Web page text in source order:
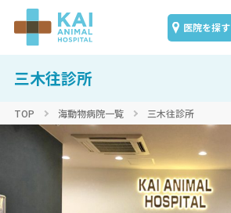
医院を探す
三木往診所
TOP 海動物病院一覧 三木往診所